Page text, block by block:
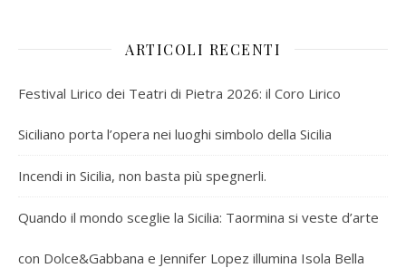
ARTICOLI RECENTI
Festival Lirico dei Teatri di Pietra 2026: il Coro Lirico
Siciliano porta l’opera nei luoghi simbolo della Sicilia
Incendi in Sicilia, non basta più spegnerli.
Quando il mondo sceglie la Sicilia: Taormina si veste d’arte
con Dolce&Gabbana e Jennifer Lopez illumina Isola Bella